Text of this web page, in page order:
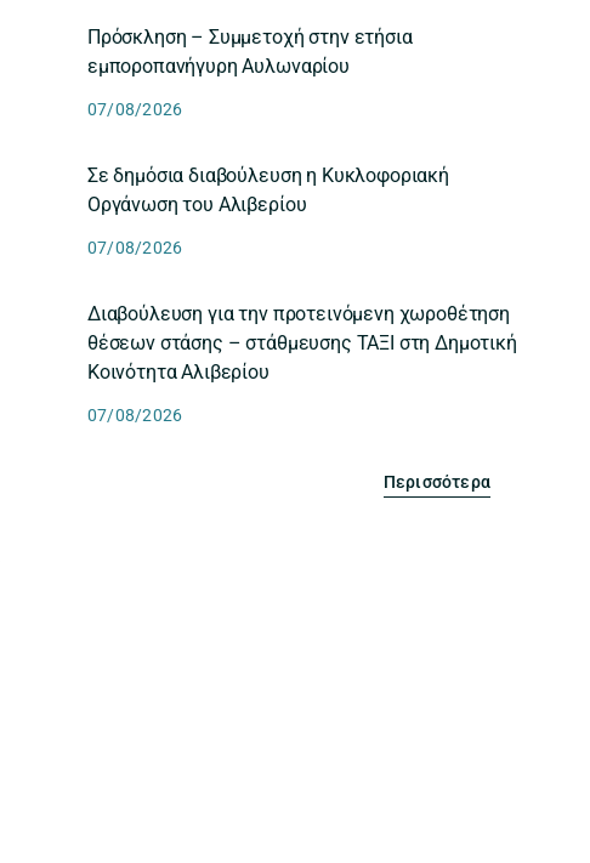
Πρόσκληση – Συμμετοχή στην ετήσια
εμποροπανήγυρη Αυλωναρίου
07/08/2026
Σε δημόσια διαβούλευση η Κυκλοφοριακή
Οργάνωση του Αλιβερίου
07/08/2026
Διαβούλευση για την προτεινόμενη χωροθέτηση
θέσεων στάσης – στάθμευσης ΤΑΞΙ στη Δημοτική
Κοινότητα Αλιβερίου
07/08/2026
Περισσότερα